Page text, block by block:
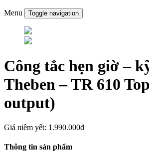
Menu Toggle navigation
Công tắc hẹn giờ –
Theben – TR 610
output)
Giá niêm yết: 1.990.000đ
Thông tin sản phẩm